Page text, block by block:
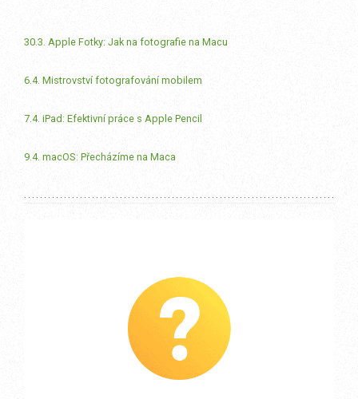
30.3. Apple Fotky: Jak na fotografie na Macu
6.4. Mistrovství fotografování mobilem
7.4. iPad: Efektivní práce s Apple Pencil
9.4. macOS: Přecházíme na Maca